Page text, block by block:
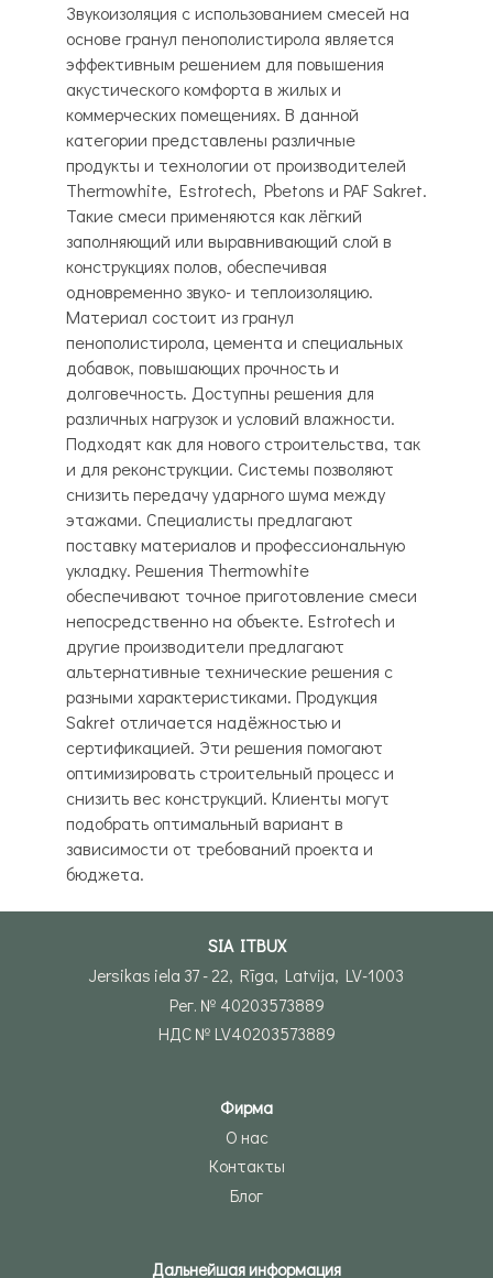
Звукоизоляция с использованием смесей на
основе гранул пенополистирола является
эффективным решением для повышения
акустического комфорта в жилых и
коммерческих помещениях. В данной
категории представлены различные
продукты и технологии от производителей
Thermowhite, Estrotech, Pbetons и PAF Sakret.
Такие смеси применяются как лёгкий
заполняющий или выравнивающий слой в
конструкциях полов, обеспечивая
одновременно звуко- и теплоизоляцию.
Материал состоит из гранул
пенополистирола, цемента и специальных
добавок, повышающих прочность и
долговечность. Доступны решения для
различных нагрузок и условий влажности.
Подходят как для нового строительства, так
и для реконструкции. Системы позволяют
снизить передачу ударного шума между
этажами. Специалисты предлагают
поставку материалов и профессиональную
укладку. Решения Thermowhite
обеспечивают точное приготовление смеси
непосредственно на объекте. Estrotech и
другие производители предлагают
альтернативные технические решения с
разными характеристиками. Продукция
Sakret отличается надёжностью и
сертификацией. Эти решения помогают
оптимизировать строительный процесс и
снизить вес конструкций. Клиенты могут
подобрать оптимальный вариант в
зависимости от требований проекта и
бюджета.
SIA ITBUX
Jersikas iela 37 - 22, Rīga, Latvija, LV-1003
Рег. № 40203573889
НДС № LV40203573889
Фирма
О нас
Контакты
Блог
Дальнейшая информация